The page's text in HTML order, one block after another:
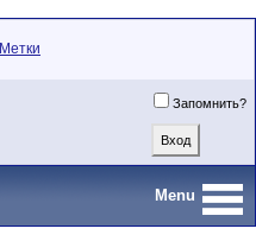
Метки
Запомнить?
Menu